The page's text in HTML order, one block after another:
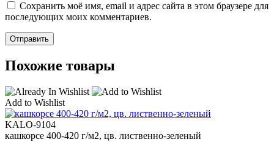
Сохранить моё имя, email и адрес сайта в этом браузере для
последующих моих комментариев.
Похожие товары
Add to Wishlist
KALO-9104
кашкорсе 400-420 г/м2, цв. лиственно-зеленый